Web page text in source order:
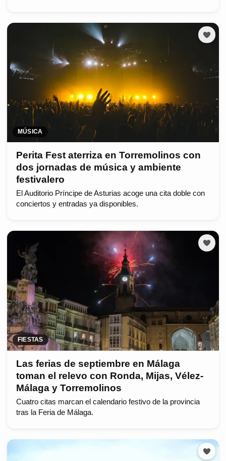
MÚSICA
Perita Fest aterriza en Torremolinos con
dos jornadas de música y ambiente
festivalero
El Auditorio Príncipe de Asturias acoge una cita doble con
conciertos y entradas ya disponibles.
FIESTAS
Las ferias de septiembre en Málaga
toman el relevo con Ronda, Mijas, Vélez-
Málaga y Torremolinos
Cuatro citas marcan el calendario festivo de la provincia
tras la Feria de Málaga.